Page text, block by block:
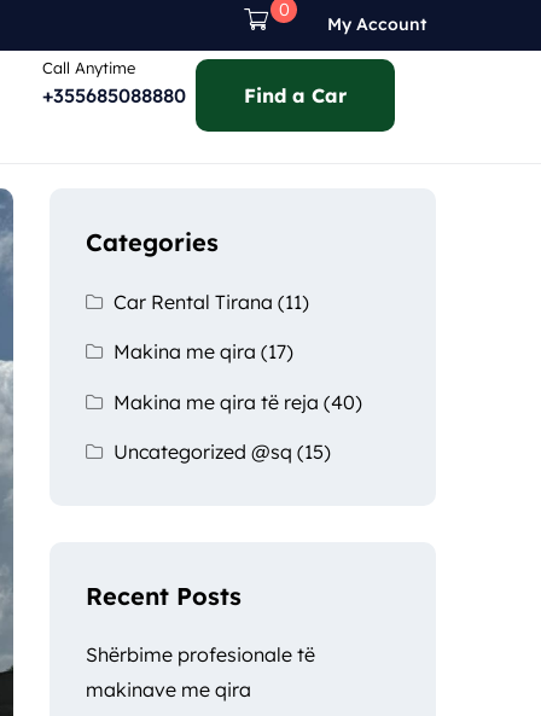
0
My Account
Call Anytime
+355685088880 Find a Car
Categories
Car Rental Tirana (11)
Makina me qira (17)
Makina me qira të reja (40)
Uncategorized @sq (15)
Recent Posts
Shërbime profesionale të
makinave me qira